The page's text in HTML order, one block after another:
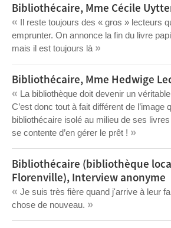
Bibliothécaire, Mme Cécile
« Il reste toujours des « gros » lecteurs
emprunter. On annonce la fin du livre
mais il est toujours là »
Bibliothécaire, Mme Hedwige
« La bibliothèque doit devenir un
C’est donc tout à fait différent de l’image
bibliothécaire isolé au milieu de ses
se contente d’en gérer le prêt ! »
Bibliothécaire (bibliothèque
Florenville), Interview anonyme
« Je suis très fière quand j'arrive à leur
chose de nouveau. »